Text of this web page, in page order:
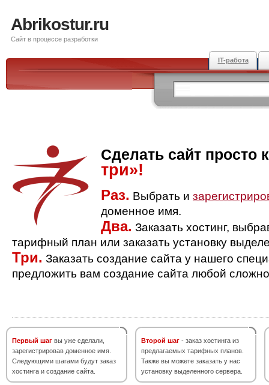
Abrikostur.ru
Сайт в процессе разработки
IT-работа
Сделать сайт просто
три»!
Раз. Выбрать и
доменное имя.
Два. Заказать хостинг,
тарифный план или заказать установку
Три. Заказать создание сайта у нашего
предложить вам создание сайта любой
Первый шаг вы уже сделали,
зарегистрировав доменное имя.
Следующими шагами будут заказ
хостинга и создание сайта.
Второй шаг - заказ хостинга из
предлагаемых тарифных планов.
Также вы можете заказать у нас
установку выделенного сервера.